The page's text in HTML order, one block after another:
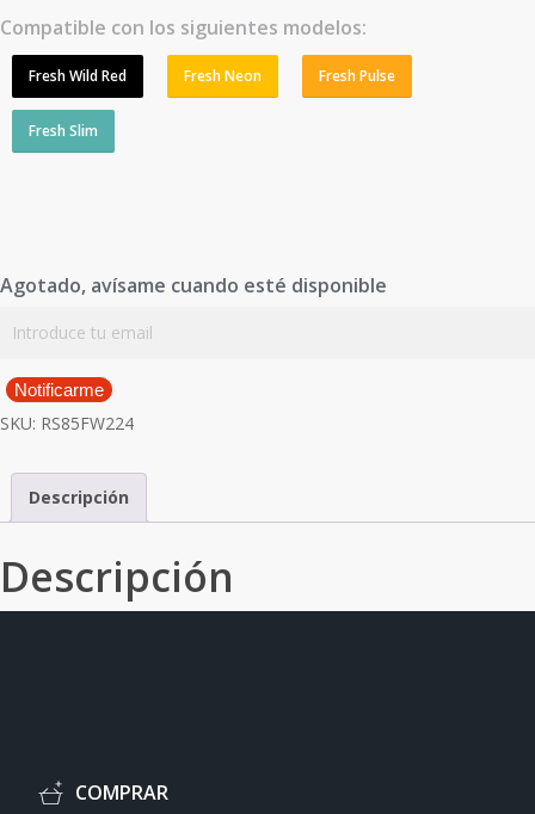
Compatible con los siguientes modelos:
Fresh Wild Red Fresh Neon Fresh Pulse
Fresh Slim
Agotado, avísame cuando esté disponible
Notificarme
SKU: RS85FW224
Descripción
Descripción
COMPRAR